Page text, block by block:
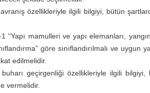
özellikleriyle ilgili bilgiyi, bütün
mamulleri ve yapı elemanları,
göre sınıflandırılmalı ve uygun
edilmelidir.
buharı geçirgenliği özellikleriyle ilgili
vermelidir.